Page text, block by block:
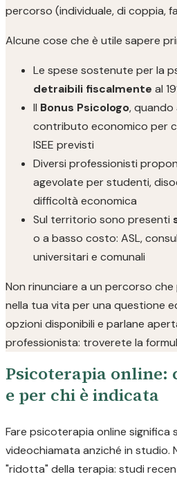
percorso (individuale, di coppia,
Alcune cose che è utile sapere
Le spese sostenute per la
detraibili fiscalmente al
Il Bonus Psicologo,
contributo economico per
ISEE previsti
Diversi professionisti
agevolate per studenti,
difficoltà economica
Sul territorio sono presenti
o a basso costo: ASL,
universitari e comunali
Non rinunciare a un percorso
nella tua vita per una questione
opzioni disponibili e parlane
professionista: troverete la
Psicoterapia online:
e per chi è indicata
Fare psicoterapia online significa
videochiamata anziché in studio.
"ridotta" della terapia: studi